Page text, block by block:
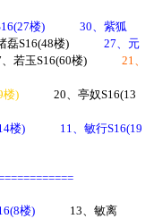
楼) 30 、紫狐
磊S16(48楼) 27 、元
、若玉S16(60楼) 21
楼) 20 、亭奴S16(13
楼) 11 、敏行S16(19
楼) 13 、敏离